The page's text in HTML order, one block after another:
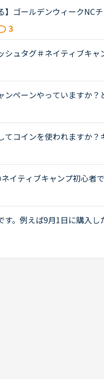
】ゴールデンウィークNC
3
シュタグ＃ネイティブキ
いですけど、誰かもうア
だあげれ...
ンペーンやっていますか
真を撮りたくてもなかな
ったら教...
てコインを使われますか
るだけ毎日１つコインを
学びを感...
イティブキャンプ初心者
ケーションのハロウィン
て話をす...
す。例えば9月1日に購入
いるとします。その場合
期間が60...